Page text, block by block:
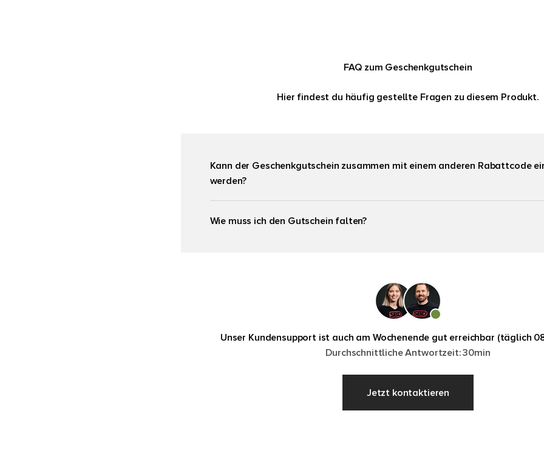
FAQ zum Geschenkgutschein
Hier findest du häufig gestellte Fragen zu diesem Produkt.
Kann der Geschenkgutschein zusammen mit einem anderen Rabattcode
werden?
Wie muss ich den Gutschein falten?
Unser Kundensupport ist auch am Wochenende gut erreichbar (täglich
Durchschnittliche Antwortzeit: 30min
Jetzt kontaktieren